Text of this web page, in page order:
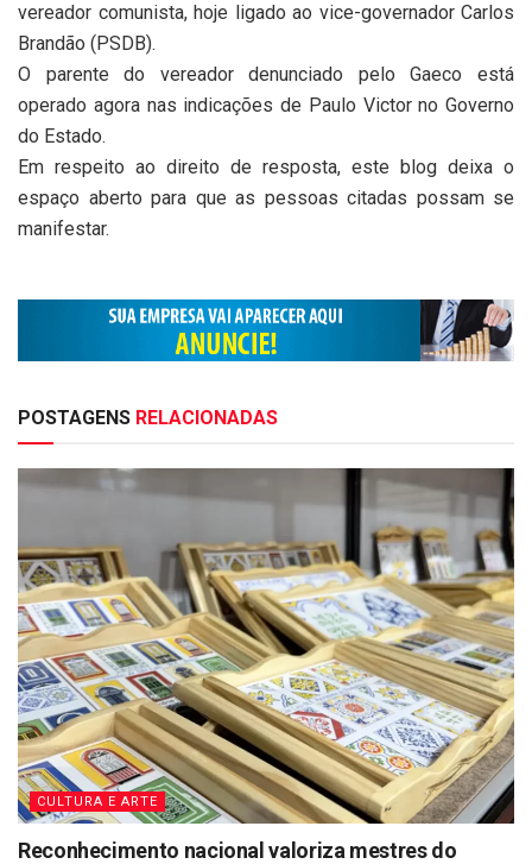
vereador comunista, hoje ligado ao vice-governador Carlos
Brandão (PSDB).
O parente do vereador denunciado pelo Gaeco está
operado agora nas indicações de Paulo Victor no Governo
do Estado.
Em respeito ao direito de resposta, este blog deixa o
espaço aberto para que as pessoas citadas possam se
manifestar.
POSTAGENS RELACIONADAS
CULTURA E ARTE
Reconhecimento nacional valoriza mestres do